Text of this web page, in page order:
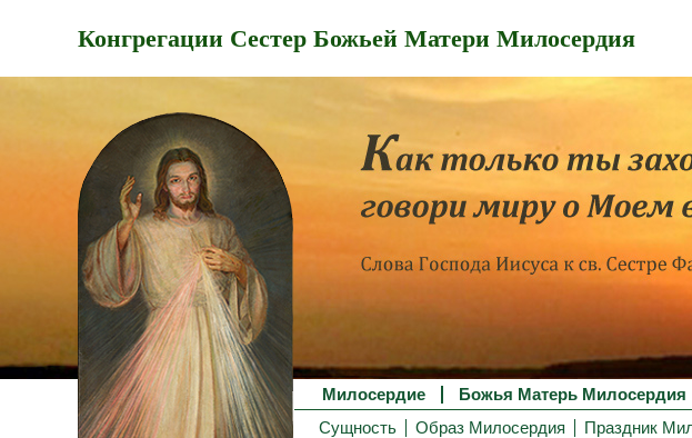
Конгрегации Сестер Божьей Матери Милосердия
Милосердие Божья Матерь Милосердия
Сущность
Образ Милосердия Праздник